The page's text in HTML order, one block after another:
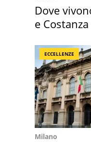
Dove
e
ECCELLENZE
Milano